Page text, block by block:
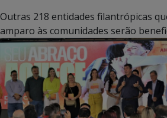
Outras 218 entidades filantrópicas
amparo às comunidades serão